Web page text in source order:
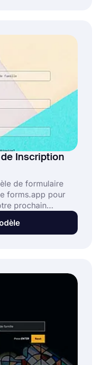
Inscription
de formulaire
forms.app pour
prochain
commencer
formulaire prêt à
sur votre page
totalement